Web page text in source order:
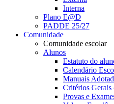
Interna
Plano E@D
PADDE 25/27
Comunidade
Comunidade escolar
Alunos
Estatuto do
Calendário
Manuais
Critérios Gerais
Provas e